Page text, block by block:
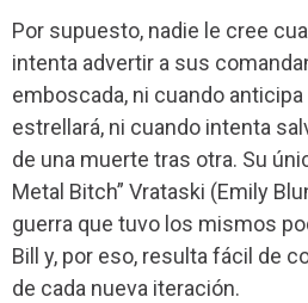
Por supuesto, nadie le cree
intenta advertir a sus
emboscada, ni cuando
estrellará, ni cuando intenta
de una muerte tras otra. Su
Metal Bitch” Vrataski (Emily
guerra que tuvo los mismos
Bill y, por eso, resulta fácil de
de cada nueva iteración.